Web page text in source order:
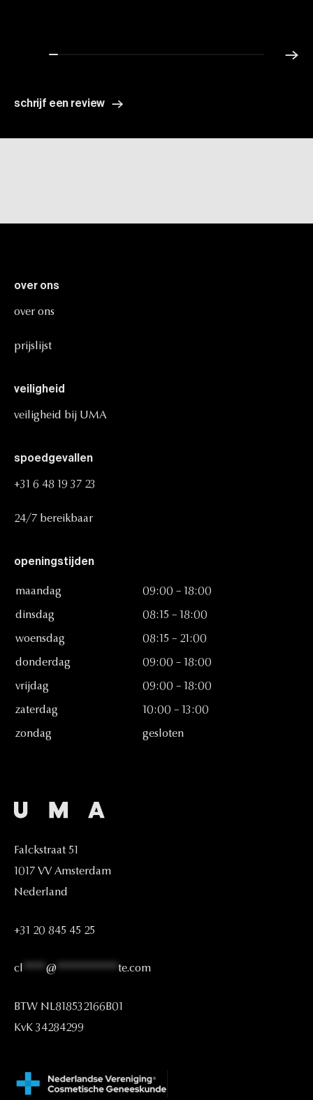
schrijf een review
over ons
over ons
prijslijst
veiligheid
veiligheid bij UMA
spoedgevallen
+31 6 48 19 37 23
24/7 bereikbaar
openingstijden
maandag 09:00 – 18:00
dinsdag 08:15 – 18:00
woensdag 08:15 – 21:00
donderdag 09:00 – 18:00
vrijdag 09:00 – 18:00
zaterdag 10:00 – 13:00
zondag gesloten
Falckstraat 51
1017 VV Amsterdam
Nederland
+31 20 845 45 25
cl **** @ ***********te.com
BTW NL818532166B01
KvK 34284299